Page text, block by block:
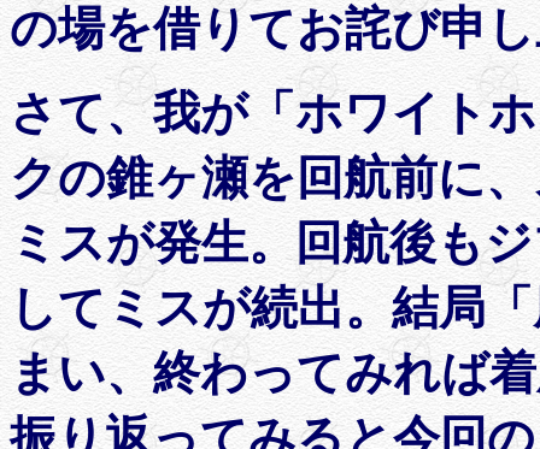
の場を借りてお詫び申
さて、我が「ホワイト
クの錐ヶ瀬を回航前に
ミスが発生。回航後も
してミスが続出。結局
まい、終わってみれば
振り返ってみると今回